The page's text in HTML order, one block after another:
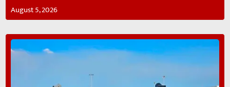
August 5, 2026